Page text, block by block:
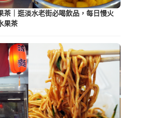
茶｜逛淡水老街必喝飲品，每日慢火
果茶